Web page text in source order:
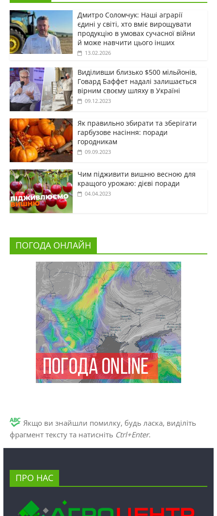
Дмитро Соломчук: Наші аграрії
єдині у світі, хто вміє вирощувати
продукцію в умовах сучасної війни
й може навчити цього інших
13.02.2026
Виділивши близько $500 мільйонів,
Говард Баффет надалі залишається
вірним своєму шляху в Україні
09.12.2023
Як правильно збирати та зберігати
гарбузове насіння: поради
городникам
09.09.2023
Чим підживити вишню весною для
кращого урожаю: дієві поради
04.04.2023
ПОГОДА ОНЛАЙН
Якщо ви знайшли помилку, будь ласка, виділіть
фрагмент тексту та натисніть Ctrl+Enter.
ПРО НАС